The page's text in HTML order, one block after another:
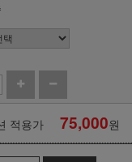
적용가 75,000원